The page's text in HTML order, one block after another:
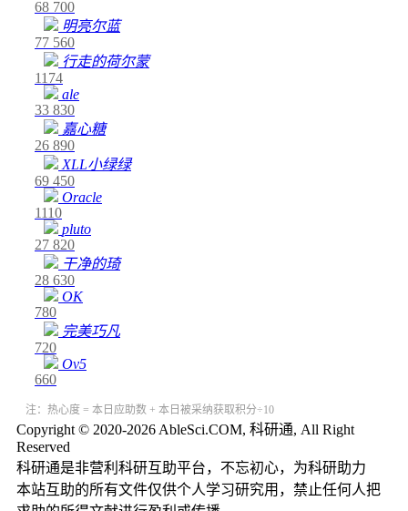
68 700
明亮尔蓝
77 560
行走的荷尔蒙
1174
ale
33 830
嘉心糖
26 890
XLL小绿绿
69 450
Oracle
1110
pluto
27 820
干净的琦
28 630
OK
780
完美巧凡
720
Ov5
660
注：热心度 = 本日应助数 + 本日被采纳获取积分÷10
Copyright © 2020-2026 AbleSci.COM, 科研通, All Right
Reserved
科研通是非营利科研互助平台，不忘初心，为科研助力
本站互助的所有文件仅供个人学习研究用，禁止任何人把